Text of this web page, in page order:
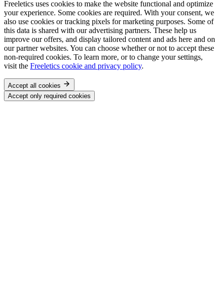
Freeletics uses cookies to make the website functional and optimize
your experience. Some cookies are required. With your consent, we
also use cookies or tracking pixels for marketing purposes. Some of
this data is shared with our advertising partners. These help us
improve our offers, and display tailored content and ads here and on
our partner websites. You can choose whether or not to accept these
non-required cookies. To learn more, or to change your settings,
visit the Freeletics cookie and privacy policy.
Accept all cookies
Accept only required cookies